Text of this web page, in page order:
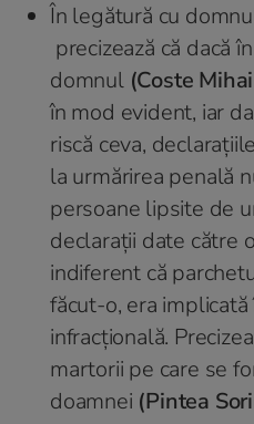
În legătură cu
precizează că dacă
domnul (Coste
în mod evident, iar
riscă ceva,
la urmărirea penală
persoane lipsite de
declarații date către
indiferent că
făcut-o, era
infracțională.
martorii pe care se
doamnei (Pintea